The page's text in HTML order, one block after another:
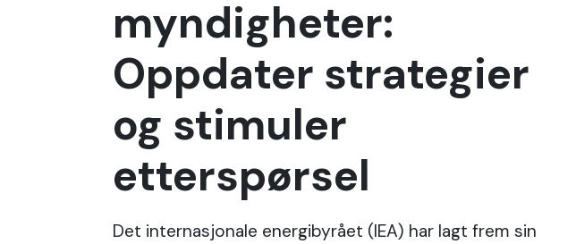
myndigheter:
Oppdater strategier
og stimuler
etterspørsel
Det internasjonale energibyrået (IEA) har lagt frem sin